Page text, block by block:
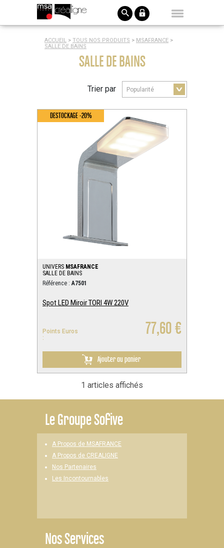
ACCUEIL > TOUS NOS PRODUITS > MSAFRANCE >
SALLE DE BAINS
SALLE DE BAINS
Trier par
DESTOCKAGE -20%
UNIVERS MSAFRANCE
SALLE DE BAINS
Référence :A7501
Spot LED Miroir TORI 4W 220V
Points Euros
:
77,60 €
Ajouter au panier
1 articles affichés
LeGroupe Sofive
A Propos de MSAFRANCE
A Propos de CREALIGNE
Nos Partenaires
Les Incontournables
Nos Services